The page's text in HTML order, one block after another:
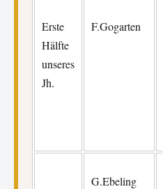
Erste
Hälfte
unseres
Jh.
F.Gogarten
G.Ebeling